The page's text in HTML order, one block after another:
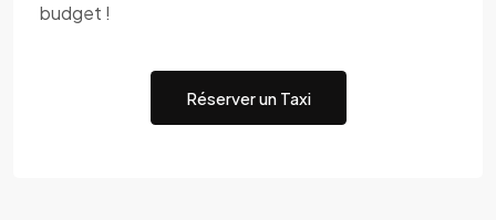
budget !
Réserver un Taxi